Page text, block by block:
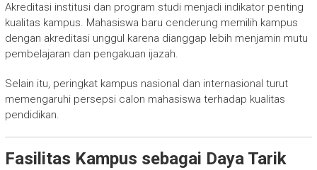
Akreditasi institusi dan program studi menjadi indikator penting
kualitas kampus. Mahasiswa baru cenderung memilih kampus
dengan akreditasi unggul karena dianggap lebih menjamin mutu
pembelajaran dan pengakuan ijazah.
Selain itu, peringkat kampus nasional dan internasional turut
memengaruhi persepsi calon mahasiswa terhadap kualitas
pendidikan.
Fasilitas Kampus sebagai Daya Tarik